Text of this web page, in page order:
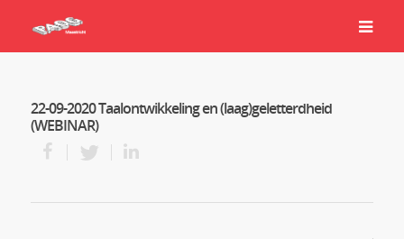
22-09-2020 Taalontwikkeling en (laag)geletterdheid
(WEBINAR)